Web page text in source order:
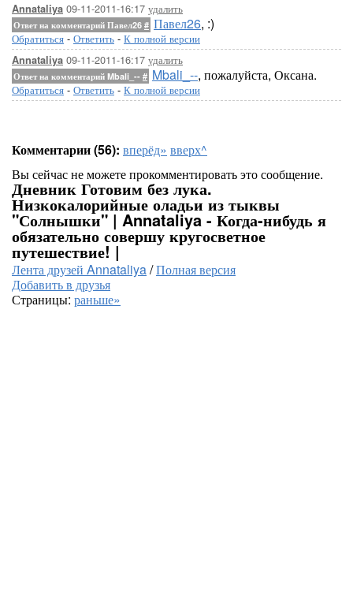
Annataliya 09-11-2011-16:17 удалить
Ответ на комментарий Павел26 # Павел26, :)
Обратиться - Ответить - К полной версии
Annataliya 09-11-2011-16:17 удалить
Ответ на комментарий Mbali_-- # Mbali_--, пожалуйста, Оксана.
Обратиться - Ответить - К полной версии
Комментарии (56): вперёд» вверх^
Вы сейчас не можете прокомментировать это сообщение.
Дневник Готовим без лука.
Низкокалорийные оладьи из тыквы
"Солнышки" | Annataliya - Когда-нибудь я
обязательно совершу кругосветное
путешествие! |
Лента друзей Annataliya/Полная версия
Добавить в друзья
Страницы: раньше»